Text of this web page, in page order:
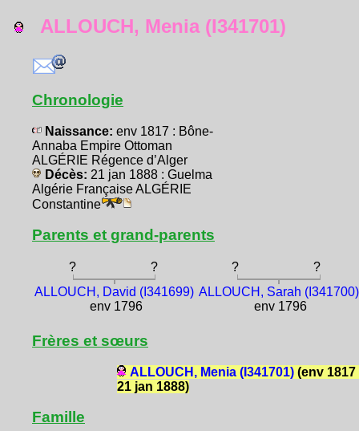
ALLOUCH, Menia (I341701)
Chronologie
Naissance: env 1817 : Bône-
Annaba Empire Ottoman
ALGÉRIE Régence d’Alger
Décès: 21 jan 1888 : Guelma
Algérie Française ALGÉRIE
Constantine
Parents et grand-parents
? ? ?
?
ALLOUCH, David (I341699)
env 1796
ALLOUCH, Sarah (I341700)
env 1796
Frères et sœurs
ALLOUCH, Menia (I341701)(env 1817
21 jan 1888)
Famille